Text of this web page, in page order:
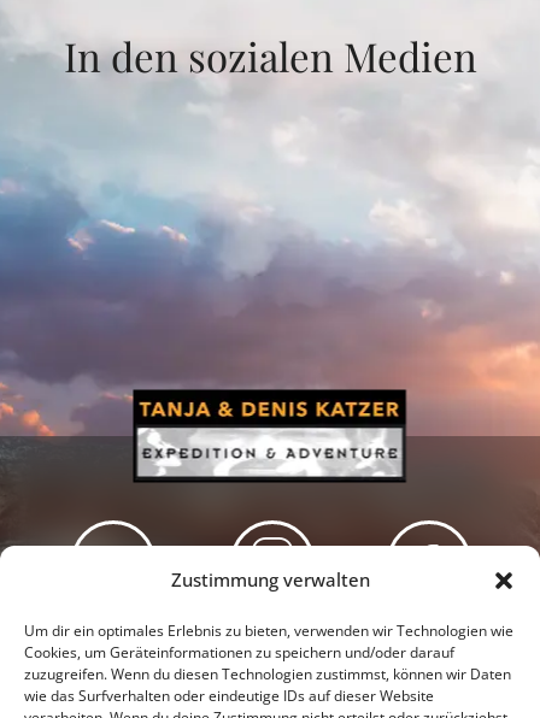
Zustimmung verwalten
Um dir ein optimales Erlebnis zu bieten, verwenden wir Technologien wie
Cookies, um Geräteinformationen zu speichern und/oder darauf
zuzugreifen. Wenn du diesen Technologien zustimmst, können wir Daten
wie das Surfverhalten oder eindeutige IDs auf dieser Website
In den sozialen Medien
Newsletter Podcast Facebook